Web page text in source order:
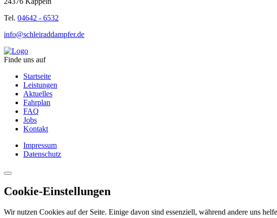
Tel. 04642 - 6532
info@schleiraddampfer.de
Finde uns auf
Startseite
Leistungen
Aktuelles
Fahrplan
FAQ
Jobs
Kontakt
Impressum
Datenschutz
Cookie-Einstellungen
Wir nutzen Cookies auf der Seite. Einige davon sind essenziell, während andere uns